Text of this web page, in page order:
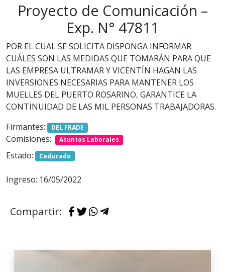
Proyecto de Comunicación –
Exp. N° 47811
POR EL CUAL SE SOLICITA DISPONGA INFORMAR
CUÁLES SON LAS MEDIDAS QUE TOMARÁN PARA QUE
LAS EMPRESA ULTRAMAR Y VICENTÍN HAGAN LAS
INVERSIONES NECESARIAS PARA MANTENER LOS
MUELLES DEL PUERTO ROSARINO, GARANTICE LA
CONTINUIDAD DE LAS MIL PERSONAS TRABAJADORAS.
Firmantes:
DEL FRADE
Comisiones: Asuntos Laborales
Estado: Caducado
Ingreso: 16/05/2022
Compartir: